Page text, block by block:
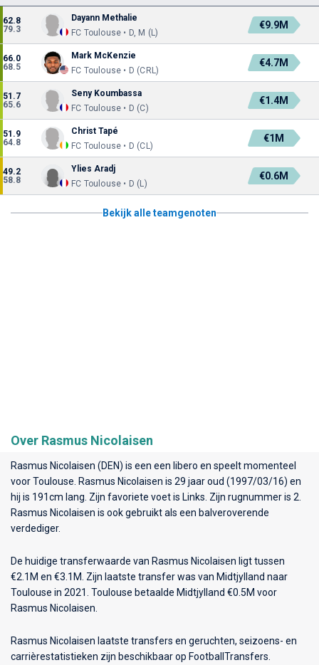
62.8
79.3
Dayann Methalie
FC Toulouse • D, M (L)
€9.9M
66.0
68.5
Mark McKenzie
FC Toulouse • D (CRL)
€4.7M
51.7
65.6
Seny Koumbassa
FC Toulouse • D (C)
€1.4M
51.9
64.8
Christ Tapé
FC Toulouse • D (CL)
€1M
49.2
58.8
Ylies Aradj
FC Toulouse • D (L)
€0.6M
Bekijk alle teamgenoten
Over Rasmus Nicolaisen
Rasmus Nicolaisen (DEN) is een een libero en speelt momenteel
voorToulouse . Rasmus Nicolaisen is 29 jaar oud (1997/03/16) en
hij is 191cm lang. Zijn favoriete voet is Links. Zijn rugnummer is 2.
Rasmus Nicolaisen is ook gebruikt als een balveroverende
verdediger.
De huidige transferwaarde van Rasmus Nicolaisen ligt tussen
€2.1M en €3.1M. Zijn laatste transfer was van Midtjylland naar
Toulouse in 2021. Toulouse betaalde Midtjylland €0.5M voor
Rasmus Nicolaisen.
Rasmus Nicolaisen laatste transfers en geruchten, seizoens- en
carrièrestatistieken zijn beschikbaar op FootballTransfers.